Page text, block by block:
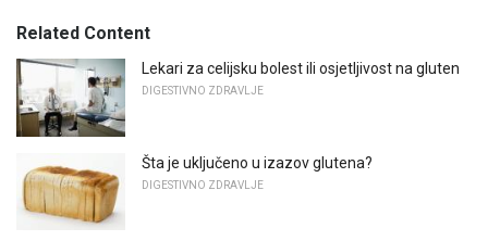
Related Content
Lekari za celijsku bolest ili osjetljivost na gluten
DIGESTIVNO ZDRAVLJE
Šta je uključeno u izazov glutena?
DIGESTIVNO ZDRAVLJE